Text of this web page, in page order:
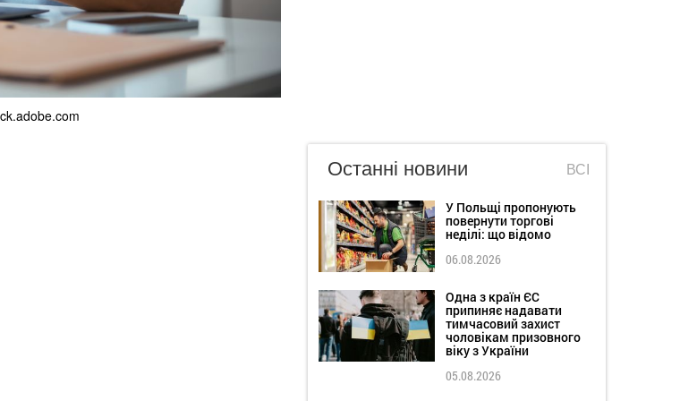
Останні новини ВСІ
У Польщі пропонують
повернути торгові
неділі: що відомо
06.08.2026
Одна з країн ЄС
припиняє надавати
тимчасовий захист
чоловікам призовного
віку з України
05.08.2026